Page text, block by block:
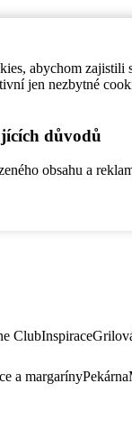
abychom
jen nezbytné
důvodů
obsahu a
ClubInspirace
a margarínyPekárna